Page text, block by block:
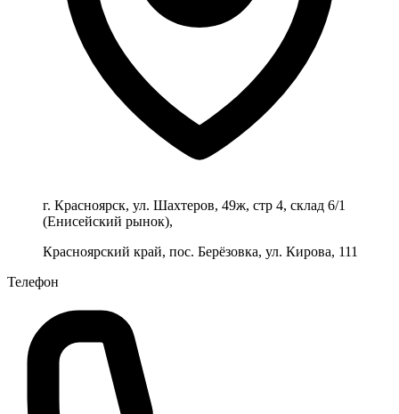
г. Красноярск, ул. Шахтеров, 49ж, стр 4, склад 6/1
(Енисейский рынок),
Красноярский край, пос. Берёзовка, ул. Кирова, 111
Телефон